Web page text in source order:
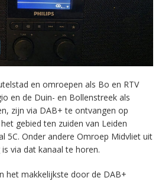
en omroepen als Bo en RTV
en de Duin- en Bollenstreek als
zijn via DAB+ te ontvangen op
gebied ten zuiden van Leiden
5C. Onder andere Omroep Midvliet uit
via dat kanaal te horen.
het makkelijkste door de DAB+